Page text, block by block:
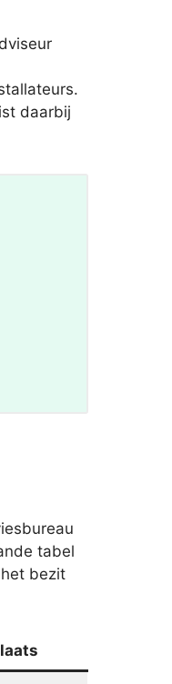
daarbij
tabel
bezit